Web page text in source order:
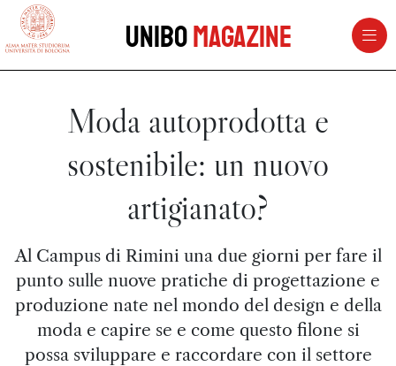
vai al contenuto della pagina
UniboMagazine
Moda autoprodotta e
sostenibile: un nuovo
artigianato?
Al Campus di Rimini una due giorni per fare il
punto sulle nuove pratiche di progettazione e
produzione nate nel mondo del design e della
moda e capire se e come questo filone si
possa sviluppare e raccordare con il settore